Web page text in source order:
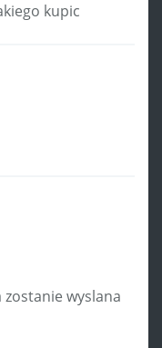
kupic
zostanie wyslana